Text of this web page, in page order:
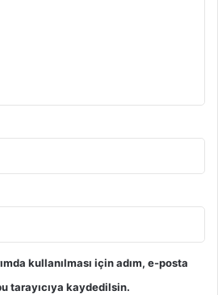
kullanılması için adım, e-posta
tarayıcıya kaydedilsin.